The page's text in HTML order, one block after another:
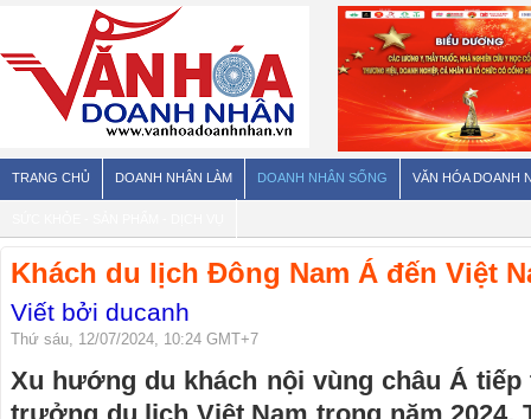
TRANG CHỦ DOANH NHÂN LÀM DOANH NHÂN SỐNG VĂN HÓA DOANH
Khách du lịch Đông Nam Á đến Việt
Viết bởi ducanh
Thứ sáu, 12/07/2024, 10:24 GMT+7
Xu hướng du khách nội vùng châu Á